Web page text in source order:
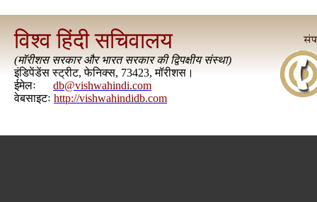
विश्व हिंदी सचिवालय
(मॉरीशस सरकार और भारत सरकार की द्विपक्षीय संस्था)
इंडिपेंडेंस स्ट्रीट, फेनिक्स, 73423, मॉरीशस।
ईमेलः
db@vishwahindi.com
वेबसाइटः http://vishwahindidb.com